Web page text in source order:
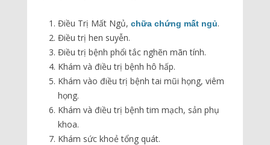
Điều Trị Mất Ngủ, chữa chứng mất ngủ.
Điều trị hen suyễn.
Điều trị bệnh phổi tắc nghẽn mãn tính.
Khám và điều trị bệnh hô hấp.
Khám vào điều trị bệnh tai mũi họng, viêm
họng.
Khám và điều trị bệnh tim mạch, sản phụ
khoa.
Khám sức khoẻ tổng quát.